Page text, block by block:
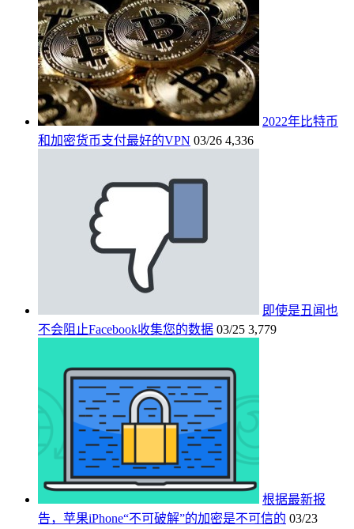
2022年比特币
和加密货币支付最好的VPN 03/26 4,336
即使是丑闻也
不会阻止Facebook收集您的数据 03/25 3,779
根据最新报
告，苹果iPhone“不可破解”的加密是不可信的 03/23